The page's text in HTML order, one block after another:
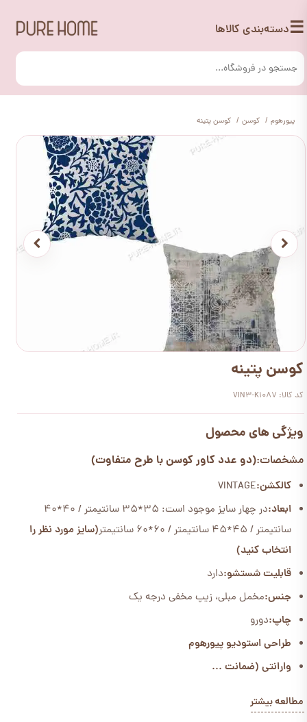
☰دسته‌بندی کالاها
پیورهوم کوسن کوسن پتینه
کوسن پتینه
کد کالا: VIN3-K1087
ویژگی های محصول
مشخصات:(دو عدد کاور کوسن با طرح متفاوت)
کالکشن:VINTAGE
ابعاد:
در چهار سایز موجود است: 35*35 سانتیمتر / 40*40
سانتیمتر / 45*45 سانتیمتر / 60*60 سانتیمتر
(سایز مورد نظر را
انتخاب کنید)
قابلیت شستشو:دارد
جنس:مخمل مبلی، زیپ مخفی درجه یک
چاپ:دورو
طراحی استودیو پیورهوم
وارانتی (ضمانت ...
مطالعه بیشتر